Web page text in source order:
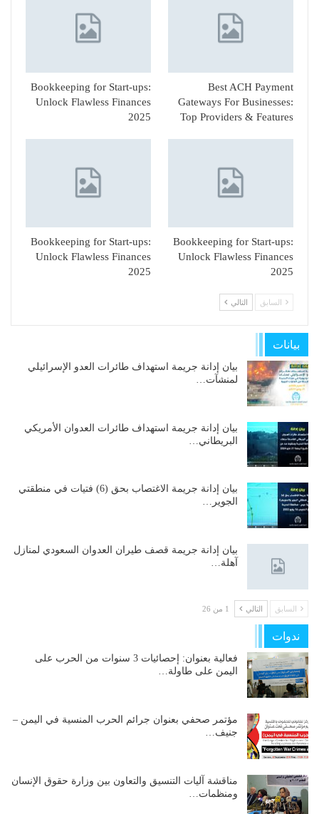
Best ACH Payment
Gateways For Businesses:
Top Providers & Features
Bookkeeping for Start-ups:
Unlock Flawless Finances
2025
Bookkeeping for Start-ups:
Unlock Flawless Finances
2025
Bookkeeping for Start-ups:
Unlock Flawless Finances
2025
السابق التالي
بيانات
بيان إدانة جريمة استهداف طائرات العدو الإسرائيلي
لمنشآت…
بيان إدانة جريمة استهداف طائرات العدوان الأمريكي
البريطاني…
بيان إدانة جريمة الاغتصاب بحق (6) فتيات في منطقتي
الجوير…
بيان إدانة جريمة قصف طيران العدوان السعودي لمنازل
آهلة…
السابق التالي 1 من 26
ندوات
فعالية بعنوان: إحصائيات 3 سنوات من الحرب على
اليمن على طاولة…
مؤتمر صحفي بعنوان جرائم الحرب المنسية في اليمن –
جنيف…
مناقشة آليات التنسيق والتعاون بين وزارة حقوق الإنسان
ومنظمات…